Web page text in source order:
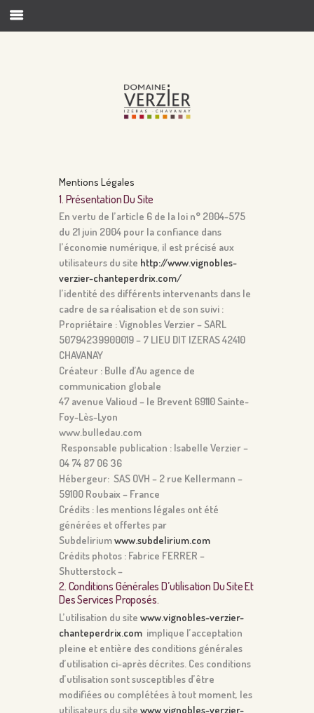
Mentions Légales
1. Présentation Du Site
En vertu de l’article 6 de la loi n° 2004-575
du 21 juin 2004 pour la confiance dans
l’économie numérique, il est précisé aux
utilisateurs du site http://www.vignobles-
verzier-chanteperdrix.com/
l’identité des différents intervenants dans le
cadre de sa réalisation et de son suivi :
Propriétaire : Vignobles Verzier – SARL
50794239900019 – 7 LIEU DIT IZERAS 42410
CHAVANAY
Créateur : Bulle d’Au agence de
communication globale
47 avenue Valioud – le Brevent 69110 Sainte-
Foy-Lès-Lyon
www.bulledau.com
Responsable publication : Isabelle Verzier –
04 74 87 06 36
Hébergeur: SAS OVH – 2 rue Kellermann –
59100 Roubaix – France
Crédits : les mentions légales ont été
générées et offertes par
Subdeliriumwww.subdelirium.com
Crédits photos : Fabrice FERRER –
Shutterstock –
2. Conditions Générales D’utilisation Du Site Et
Des Services Proposés.
L’utilisation du site www.vignobles-verzier-
chanteperdrix.com implique l’acceptation
pleine et entière des conditions générales
d’utilisation ci-après décrites. Ces conditions
d’utilisation sont susceptibles d’être
modifiées ou complétées à tout moment, les
utilisateurs du site www.vignobles-verzier-